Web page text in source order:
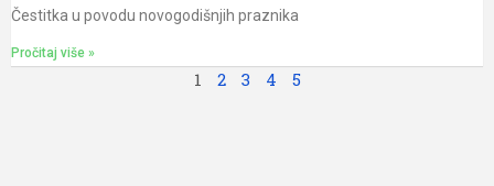
Čestitka u povodu novogodišnjih praznika
Pročitaj više »
1 2 3 4 5